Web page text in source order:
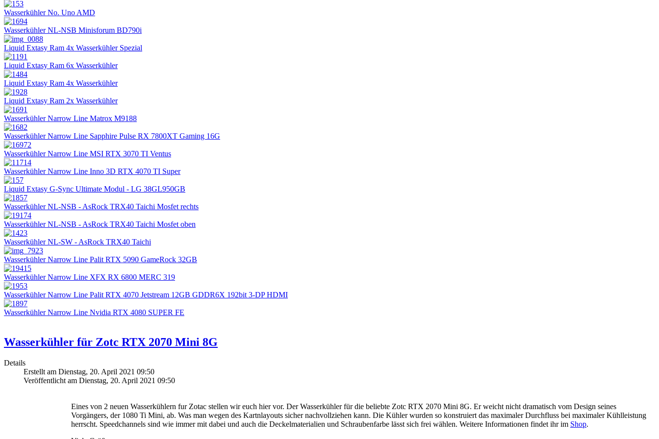
Wasserkühler No. Uno AMD
Wasserkühler NL-NSB Minisforum BD790i
Liquid Extasy Ram 4x Wasserkühler Spezial
Liquid Extasy Ram 6x Wasserkühler
Liquid Extasy Ram 4x Wasserkühler
Liquid Extasy Ram 2x Wasserkühler
Wasserkühler Narrow Line Matrox M9188
Wasserkühler Narrow Line Sapphire Pulse RX 7800XT Gaming 16G
Wasserkühler Narrow Line MSI RTX 3070 TI Ventus
Wasserkühler Narrow Line Inno 3D RTX 4070 TI Super
Liquid Extasy G-Sync Ultimate Modul - LG 38GL950GB
Wasserkühler NL-NSB - AsRock TRX40 Taichi Mosfet rechts
Wasserkühler NL-NSB - AsRock TRX40 Taichi Mosfet oben
Wasserkühler NL-SW - AsRock TRX40 Taichi
Wasserkühler Narrow Line Palit RTX 5090 GameRock 32GB
Wasserkühler Narrow Line XFX RX 6800 MERC 319
Wasserkühler Narrow Line Palit RTX 4070 Jetstream 12GB GDDR6X 192bit 3-DP HDMI
Wasserkühler Narrow Line Nvidia RTX 4080 SUPER FE
Wasserkühler für Zotc RTX 2070 Mini 8G
Details
Erstellt am Dienstag, 20. April 2021 09:50
Veröffentlicht am Dienstag, 20. April 2021 09:50
Eines von 2 neuen Wasserkühlern fur Zotac stellen wir euch hier vor. Der Wasserkühler für die beliebte Zotc RTX 2070 Mini 8G. Er weicht nicht dramatisch vom Design seines
Vorgängers, der 1080 Ti Mini, ab. Was man wegen des Kartnlayouts sicher nachvollziehen kann. Die Kühler wurden so konstruiert das maximaler Durchfluss bei maximaler Kühlleistung
herrscht. Speedchannels sind wie immer mit dabei und auch die Deckelmaterialien und Schraubenfarbe lässt sich frei wählen. Weitere Informationen findet ihr im Shop.